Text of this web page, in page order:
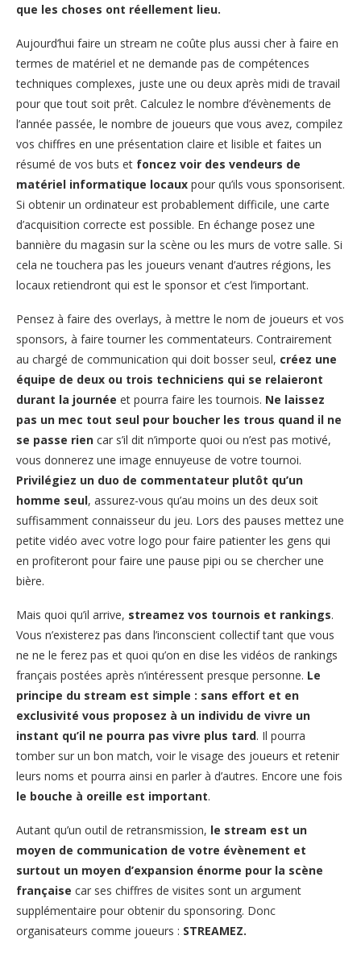
que les choses ont réellement lieu.
Aujourd’hui faire un stream ne coûte plus aussi cher à faire en
termes de matériel et ne demande pas de compétences
techniques complexes, juste une ou deux après midi de travail
pour que tout soit prêt. Calculez le nombre d’évènements de
l’année passée, le nombre de joueurs que vous avez, compilez
vos chiffres en une présentation claire et lisible et faites un
résumé de vos buts et foncez voir des vendeurs de
matériel informatique locaux pour qu’ils vous sponsorisent.
Si obtenir un ordinateur est probablement difficile, une carte
d’acquisition correcte est possible. En échange posez une
bannière du magasin sur la scène ou les murs de votre salle. Si
cela ne touchera pas les joueurs venant d’autres régions, les
locaux retiendront qui est le sponsor et c’est l’important.
Pensez à faire des overlays, à mettre le nom de joueurs et vos
sponsors, à faire tourner les commentateurs. Contrairement
au chargé de communication qui doit bosser seul, créez une
équipe de deux ou trois techniciens qui se relaieront
durant la journée et pourra faire les tournois. Ne laissez
pas un mec tout seul pour boucher les trous quand il ne
se passe rien car s’il dit n’importe quoi ou n’est pas motivé,
vous donnerez une image ennuyeuse de votre tournoi.
Privilégiez un duo de commentateur plutôt qu’un
homme seul, assurez-vous qu’au moins un des deux soit
suffisamment connaisseur du jeu. Lors des pauses mettez une
petite vidéo avec votre logo pour faire patienter les gens qui
en profiteront pour faire une pause pipi ou se chercher une
bière.
Mais quoi qu’il arrive, streamez vos tournois et rankings.
Vous n’existerez pas dans l’inconscient collectif tant que vous
ne ne le ferez pas et quoi qu’on en dise les vidéos de rankings
français postées après n’intéressent presque personne. Le
principe du stream est simple : sans effort et en
exclusivité vous proposez à un individu de vivre un
instant qu’il ne pourra pas vivre plus tard. Il pourra
tomber sur un bon match, voir le visage des joueurs et retenir
leurs noms et pourra ainsi en parler à d’autres. Encore une fois
le bouche à oreille est important.
Autant qu’un outil de retransmission, le stream est un
moyen de communication de votre évènement et
surtout un moyen d’expansion énorme pour la scène
française car ses chiffres de visites sont un argument
supplémentaire pour obtenir du sponsoring. Donc
organisateurs comme joueurs : STREAMEZ.